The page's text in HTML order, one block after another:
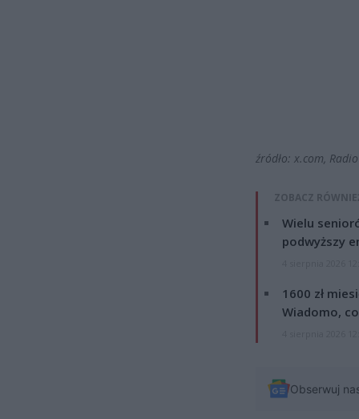
źródło: x.com,
ZOBACZ
Wielu
podwyższy
1600 zł
Wiadomo,
Obserwuj